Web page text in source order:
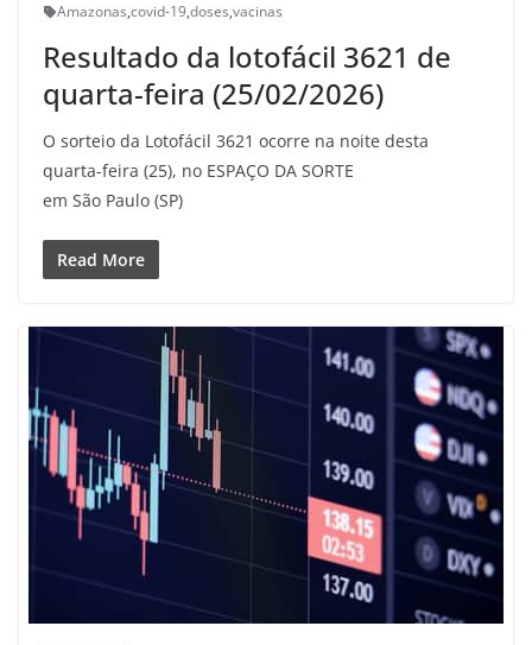
Amazonas,covid-19,doses,vacinas
Resultado da lotofácil 3621 de
quarta-feira (25/02/2026)
O sorteio da Lotofácil 3621 ocorre na noite desta
quarta-feira (25), no ESPAÇO DA SORTE
em São Paulo (SP)
Read More